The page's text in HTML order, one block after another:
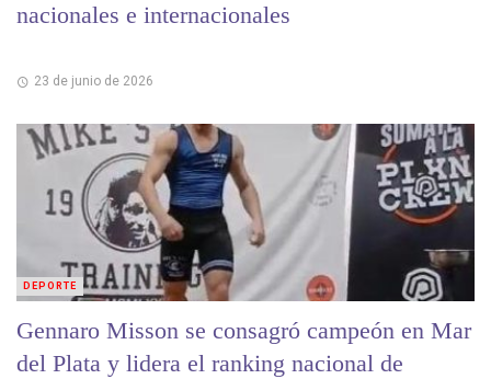
nacionales e internacionales
23 de junio de 2026
Gennaro Misson se consagró campeón en Mar
del Plata y lidera el ranking nacional de
DEPORTE